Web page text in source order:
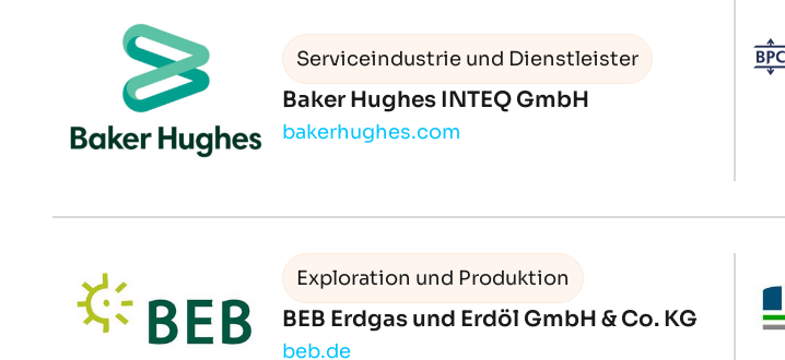
Serviceindustrie und Dienstleister
Baker Hughes INTEQ GmbH
bakerhughes.com
Exploration und Produktion
BEB Erdgas und Erdöl GmbH & Co. KG
beb.de